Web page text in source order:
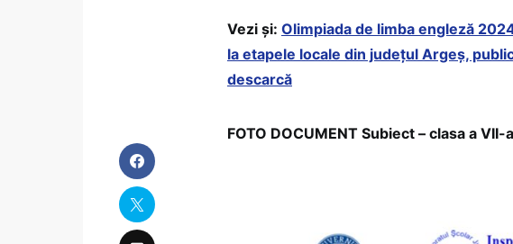
Vezi și: Olimpiada de limba engleză
la etapele locale din județul Argeș,
descarcă
FOTO DOCUMENT Subiect – clasa a